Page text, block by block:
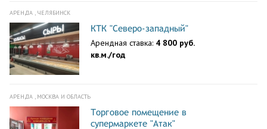
АРЕНДА , ЧЕЛЯБИНСК
КТК "Северо-западный"
Арендная ставка: 4 800 руб.
кв.м./год
АРЕНДА , МОСКВА И ОБЛАСТЬ
Торговое помещение в
супермаркете "Атак"